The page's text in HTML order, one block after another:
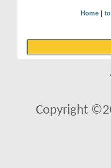
Home|
Copyright